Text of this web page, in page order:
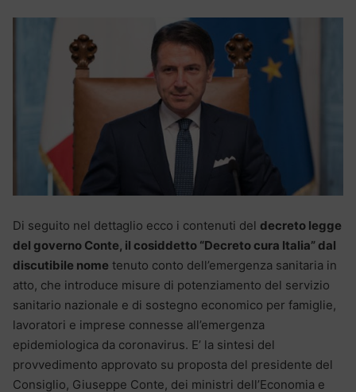
Di seguito nel dettaglio ecco i contenuti del decreto legge
del governo Conte, il cosiddetto “Decreto cura Italia” dal
discutibile nome tenuto conto dell’emergenza sanitaria in
atto, che introduce misure di potenziamento del servizio
sanitario nazionale e di sostegno economico per famiglie,
lavoratori e imprese connesse all’emergenza
epidemiologica da coronavirus. E’ la sintesi del
provvedimento approvato su proposta del presidente del
Consiglio, Giuseppe Conte, dei ministri dell’Economia e